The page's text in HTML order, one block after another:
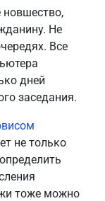
Не
Все
дней
заседания.
не только
тоже можно